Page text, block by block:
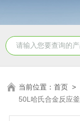
当前位置：首页 >
50L哈氏合金反应釜